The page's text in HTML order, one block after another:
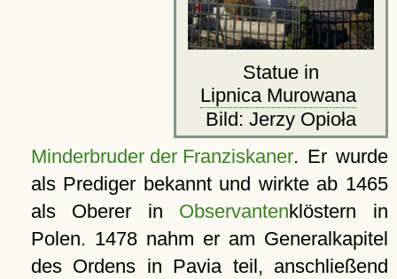
Statue in
Lipnica Murowana
Bild: Jerzy Opioła
Minderbruder der Franziskaner. Er wurde
als Prediger bekannt und wirkte ab 1465
als Oberer in Observantenklöstern in
Polen. 1478 nahm er am Generalkapitel
des Ordens in Paviateil, anschließend